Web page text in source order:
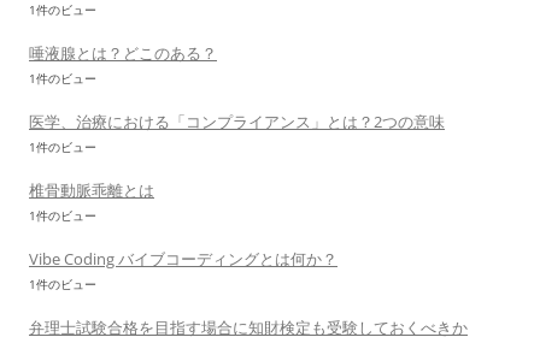
1件のビュー
唾液腺とは？どこのある？
1件のビュー
医学、治療における「コンプライアンス」とは？2つの意味
1件のビュー
椎骨動脈乖離とは
1件のビュー
Vibe Coding バイブコーディングとは何か？
1件のビュー
弁理士試験合格を目指す場合に知財検定も受験しておくべきか